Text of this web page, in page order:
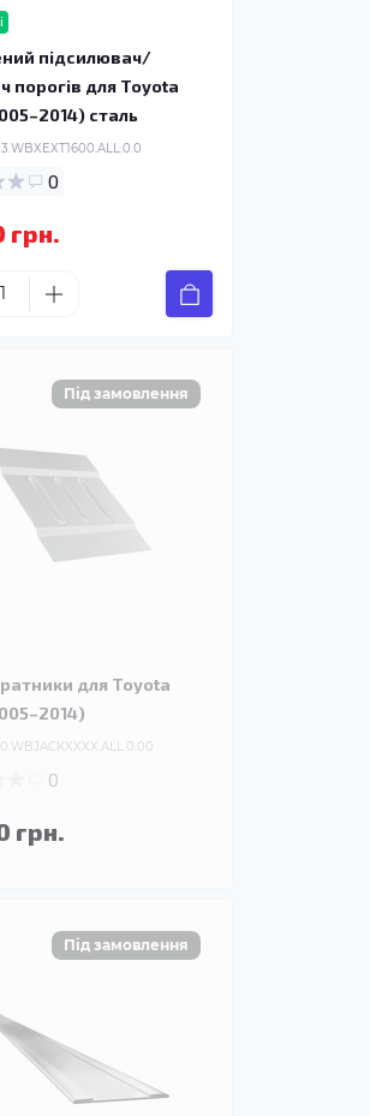
підсилювач/
порогів для Toyota
сталь
0
грн.
для Toyota
0
грн.